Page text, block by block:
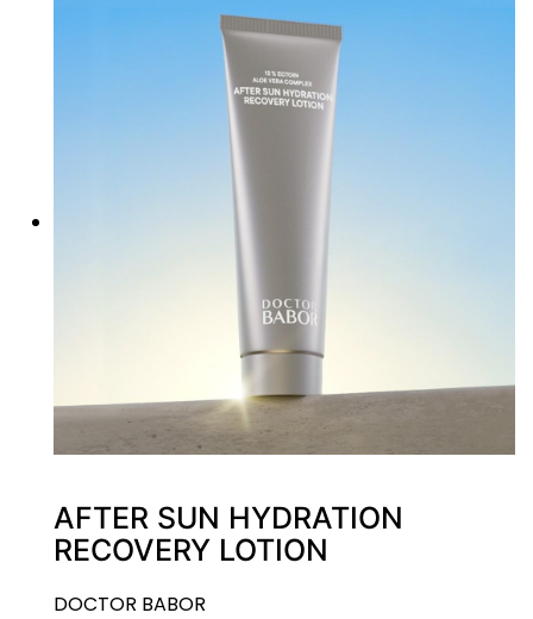
AFTER SUN HYDRATION
RECOVERY LOTION
DOCTOR BABOR